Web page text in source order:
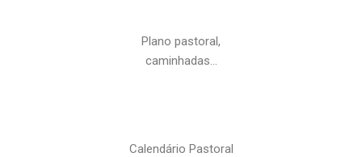
Plano pastoral,
caminhadas…
Calendário Pastoral